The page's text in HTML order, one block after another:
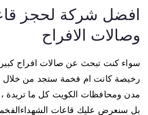
افضل شركة لحجز
وصالات الافراح
سواء كنت تبحث عن صالات افراح
رخيصة كانت ام فخمة ستجد من خلال
مدن ومحافظات الكويت كل ما
بل سنعرض عليك قاعات